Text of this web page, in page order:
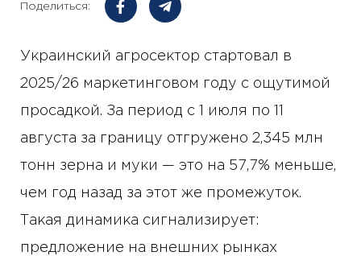
Поделиться:
Украинский агросектор стартовал в
2025/26 маркетинговом году с ощутимой
просадкой. За период с 1 июля по 11
августа за границу отгружено 2,345 млн
тонн зерна и муки — это на 57,7% меньше,
чем год назад за этот же промежуток.
Такая динамика сигнализирует:
предложение на внешних рынках